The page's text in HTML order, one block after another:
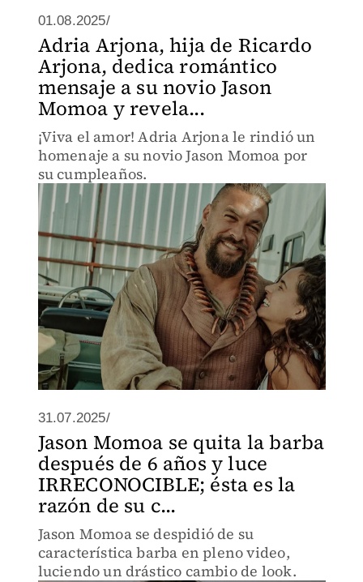
01.08.2025/
Adria Arjona, hija de Ricardo
Arjona, dedica romántico
mensaje a su novio Jason
Momoa y revela...
¡Viva el amor! Adria Arjona le rindió un
homenaje a su novio Jason Momoa por
su cumpleaños.
31.07.2025/
Jason Momoa se quita la barba
después de 6 años y luce
IRRECONOCIBLE; ésta es la
razón de su c...
Jason Momoa se despidió de su
característica barba en pleno video,
luciendo un drástico cambio de look.